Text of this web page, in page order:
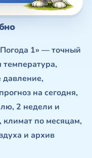
1» — точный
температура,
на сегодня,
2 недели и
климат по месяцам,
и архив